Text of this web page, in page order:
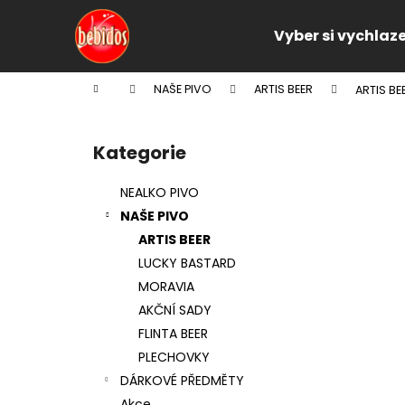
Vyber si
Domů NAŠE PIVO ARTIS BEER ARTIS
Přeskočit
kategorie
Kategorie
NEALKO PIVO
NAŠE PIVO
ARTIS BEER
LUCKY BASTARD
MORAVIA
AKČNÍ SADY
FLINTA BEER
PLECHOVKY
DÁRKOVÉ PŘEDMĚTY
í
Zpět
do
Zpět
do